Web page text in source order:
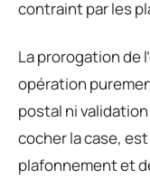
contraint par les
La prorogation de
opération
postal ni
cocher la case,
plafonnement et